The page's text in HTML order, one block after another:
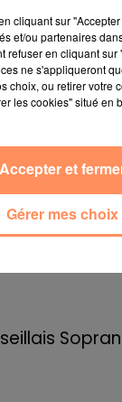
jouer à la
électrifiés
sa
cliquant sur
et/ou partenaires
refuser en cliquant sur
ne s'appliqueront
choix, ou retirer votre
les cookies" situé en
Gérer mes choix
Accepter et